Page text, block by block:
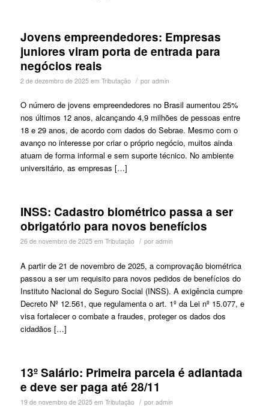
Jovens empreendedores: Empresas
juniores viram porta de entrada para
negócios reais
2 de dezembro de 2025 em Tributação / por admin
O número de jovens empreendedores no Brasil aumentou 25%
nos últimos 12 anos, alcançando 4,9 milhões de pessoas entre
18 e 29 anos, de acordo com dados do Sebrae. Mesmo com o
avanço no interesse por criar o próprio negócio, muitos ainda
atuam de forma informal e sem suporte técnico. No ambiente
universitário, as empresas […]
INSS: Cadastro biométrico passa a ser
obrigatório para novos benefícios
26 de novembro de 2025 em Tributação / por admin
A partir de 21 de novembro de 2025, a comprovação biométrica
passou a ser um requisito para novos pedidos de benefícios do
Instituto Nacional do Seguro Social (INSS). A exigência cumpre
Decreto Nº 12.561, que regulamenta o art. 1º da Lei nº 15.077, e
visa fortalecer o combate a fraudes, proteger os dados dos
cidadãos […]
13º Salário: Primeira parcela é adiantada
e deve ser paga até 28/11
19 de novembro de 2025 em Tributação / por admin